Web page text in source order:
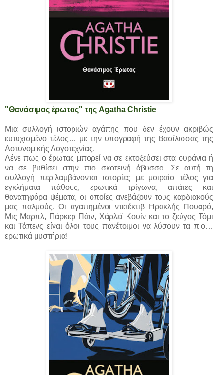
"Θανάσιμος έρωτας" της Agatha Christie
Μια συλλογή ιστοριών αγάπης που δεν έχουν ακριβώς
ευτυχισμένο τέλος… με την υπογραφή της Βασίλισσας της
Αστυνομικής Λογοτεχνίας.
Λένε πως ο έρωτας μπορεί να σε εκτοξεύσει στα ουράνια ή
να σε βυθίσει στην πιο σκοτεινή άβυσσο. Σε αυτή τη
συλλογή περιλαμβάνονται ιστορίες με μοιραίο τέλος για
εγκλήματα πάθους, ερωτικά τρίγωνα, απάτες και
θανατηφόρα ψέματα, οι οποίες ανεβάζουν τους καρδιακούς
μας παλμούς. Οι αγαπημένοι ντετέκτιβ Ηρακλής Πουαρό,
Μις Μαρπλ, Πάρκερ Πάιν, Χάρλεϊ Κουίν και το ζεύγος Τόμι
και Τάπενς είναι όλοι τους πανέτοιμοι να λύσουν τα πιο…
ερωτικά μυστήρια!